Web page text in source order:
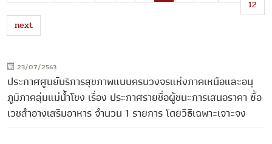
12
next
23/07/2563
ประกาศศูนย์บริการสุขภาพแบบครบวงจรแห่งภาคเหนือและอนุ
ภูมิภาคลุ่มแม่น้ำโขง เรื่อง ประกาศรายชื่อผู้ชนะการเสนอราคา ซื้อ
เวชสำอางเสริมอาหาร จำนวน 1 รายการ โดยวิธีเฉพาะเจาะจง